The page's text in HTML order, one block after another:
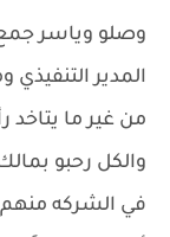
وصلو وياسر
المدير
من غير ما
والكل رحبو
في الشركه